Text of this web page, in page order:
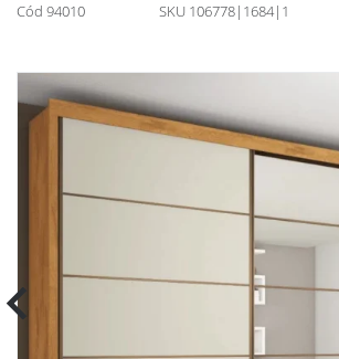
Cód 94010 SKU 106778|1684|1